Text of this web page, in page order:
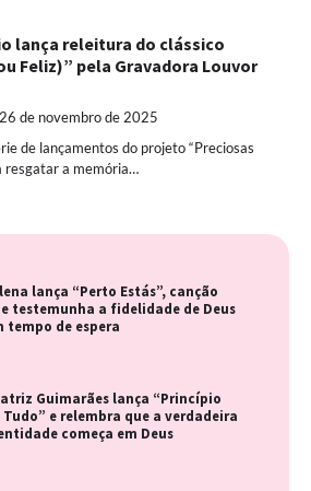
lança releitura do clássico
Feliz)” pela Gravadora Louvor
26 de novembro de 2025
de lançamentos do projeto “Preciosas
resgatar a memória…
lança “Perto Estás”, canção
testemunha a fidelidade de Deus
tempo de espera
Guimarães lança “Princípio
Tudo” e relembra que a verdadeira
começa em Deus